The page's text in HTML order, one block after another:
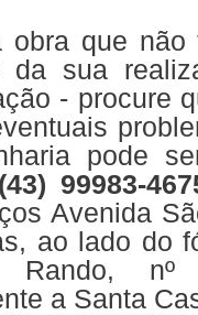
que não
da sua
- procure
pode
(43) 99983-
Avenida
ao lado do
Rando,
a Santa